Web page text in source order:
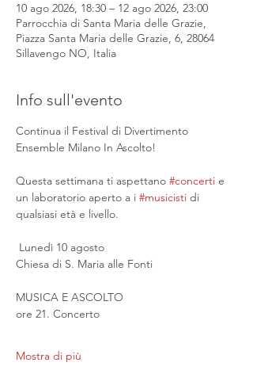
10 ago 2026, 18:30 – 12 ago 2026, 23:00
Parrocchia di Santa Maria delle Grazie,
Piazza Santa Maria delle Grazie, 6, 28064
Sillavengo NO, Italia
Info sull'evento
Continua il Festival di Divertimento
Ensemble Milano In Ascolto!
Questa settimana ti aspettano #concerti e
un laboratorio aperto a i #musicisti di
qualsiasi età e livello.
Lunedì 10 agosto
Chiesa di S. Maria alle Fonti
MUSICA E ASCOLTO
ore 21. Concerto
Mostra di più